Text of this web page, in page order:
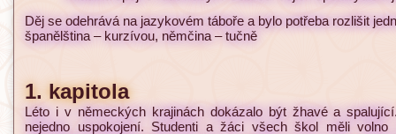
Děj se odehrává na jazykovém táboře a bylo potřeba rozlišit
španělština – kurzívou, němčina – tučně
1. kapitola
Léto i v německých krajinách dokázalo být žhavé a
nejedno uspokojení. Studenti a žáci všech škol měli